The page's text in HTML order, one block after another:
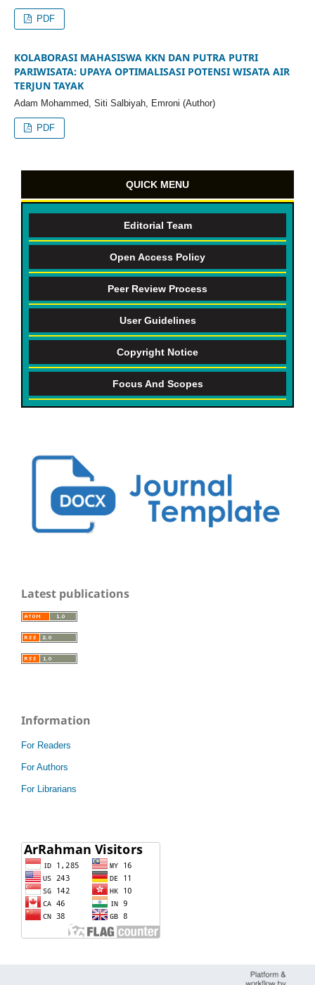
PDF
KOLABORASI MAHASISWA KKN DAN PUTRA PUTRI
PARIWISATA: UPAYA OPTIMALISASI POTENSI WISATA AIR
TERJUN TAYAK
Adam Mohammed, Siti Salbiyah, Emroni (Author)
PDF
QUICK MENU
Editorial Team
Open Access Policy
Peer Review Process
User Guidelines
Copyright Notice
Focus And Scopes
Latest publications
Information
For Readers
For Authors
For Librarians